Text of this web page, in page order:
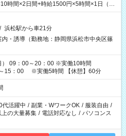
時間×2日間+時給1500円×5時間×1日（実
：1875円）
/ 浜松駅から車21分
内・誘導（勤務地：静岡県浜松市中央区篠
） 09：00～20：00 ※実働10時間
9/28（月） 09：00～15：00 ※実働5時間 【休憩】60分
代活躍中 / 副業・WワークOK / 服装自由 /
上の大量募集 / 電話対応なし / パソコンス